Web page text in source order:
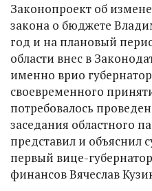
Законопроект об
закона о бюджете
год и на плановый
области внес в
именно врио
своевременного
потребовалось
заседания областного
представил и объяснил
первый вице-
финансов Вячеслав